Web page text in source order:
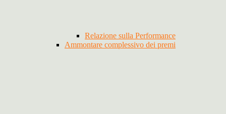
Relazione sulla Performance
Ammontare complessivo dei premi